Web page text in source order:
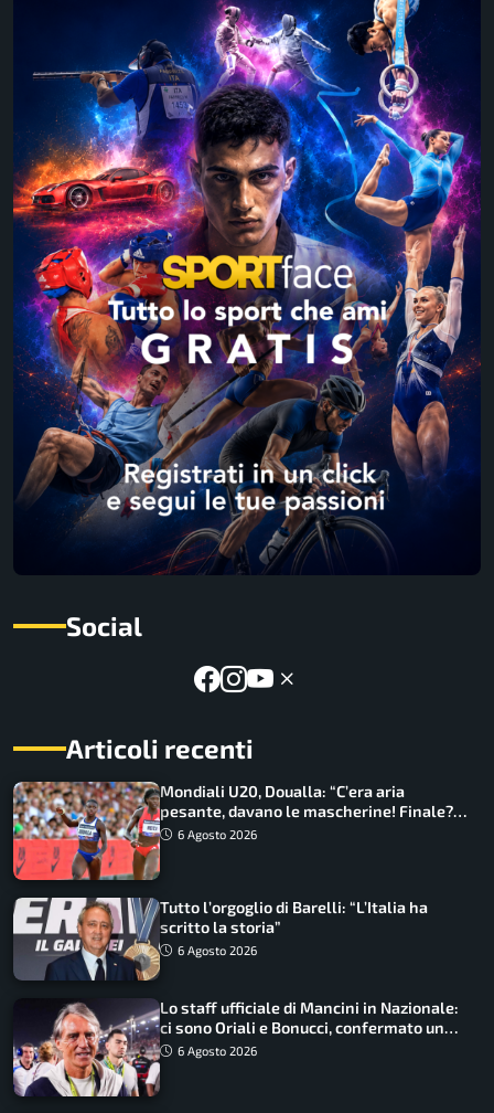
Social
Articoli recenti
Mondiali U20, Doualla: “C’era aria
pesante, davano le mascherine! Finale?
Non ho nulla da perdere”
6 Agosto 2026
Tutto l’orgoglio di Barelli: “L’Italia ha
scritto la storia”
6 Agosto 2026
Lo staff ufficiale di Mancini in Nazionale:
ci sono Oriali e Bonucci, confermato un
ritorno
6 Agosto 2026